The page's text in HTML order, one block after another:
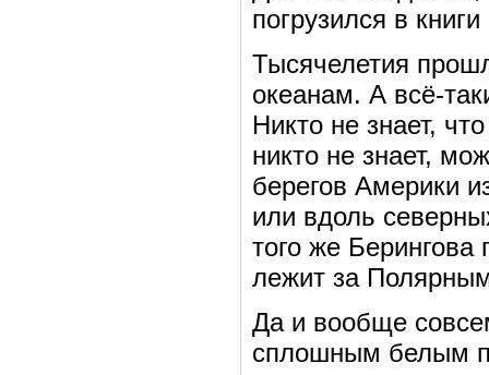
погрузился в
Тысячелетия
океанам. А всё-
Никто не знает,
никто не знает,
берегов Америки
или вдоль
того же Берингова
лежит за
Да и вообще
сплошным белым